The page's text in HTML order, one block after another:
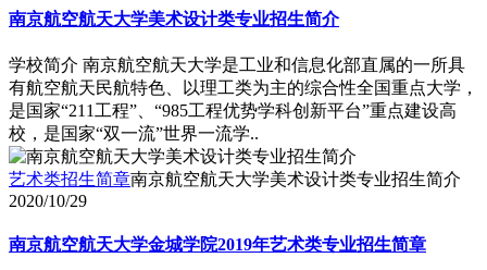
南京航空航天大学美术设计类专业招生简介
学校简介 南京航空航天大学是工业和信息化部直属的一所具
有航空航天民航特色、以理工类为主的综合性全国重点大学，
是国家“211工程”、“985工程优势学科创新平台”重点建设高
校，是国家“双一流”世界一流学..
艺术类招生简章南京航空航天大学美术设计类专业招生简介
2020/10/29
南京航空航天大学金城学院2019年艺术类专业招生简章